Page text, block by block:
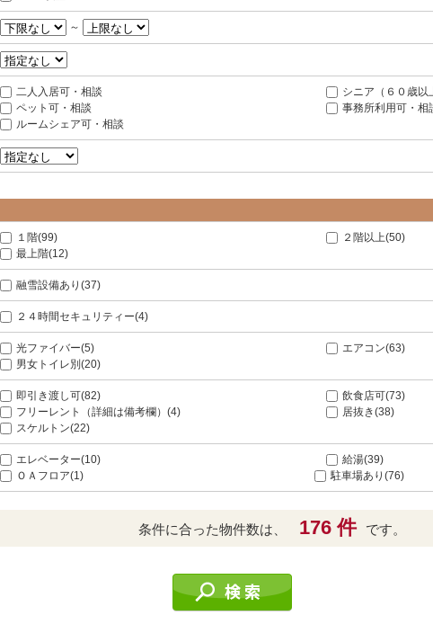
～
二人入居可・相談
シニア（６０歳以
ペット可・相談
事務所利用可・相
ルームシェア可・相談
１階(99)
２階以上(50)
最上階(12)
融雪設備あり(37)
２４時間セキュリティー(4)
光ファイバー(5)
エアコン(63)
男女トイレ別(20)
即引き渡し可(82)
飲食店可(73)
フリーレント（詳細は備考欄）(4)
居抜き(38)
スケルトン(22)
エレベーター(10)
給湯(39)
ＯＡフロア(1)
駐車場あり(76)
条件に合った物件数は、 176 件 です。